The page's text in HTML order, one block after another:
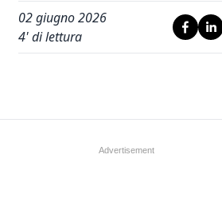
02 giugno 2026
4' di lettura